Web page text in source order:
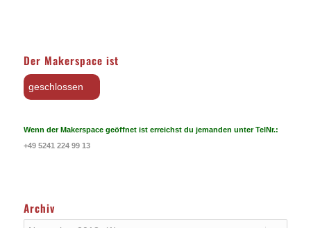
Der Makerspace ist
geschlossen
Wenn der Makerspace geöffnet ist erreichst du jemanden unter TelNr.:
+49 5241 224 99 13
Archiv